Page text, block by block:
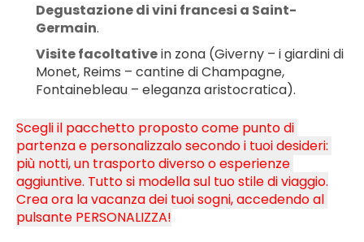
Degustazione di vini francesi a Saint-
Germain.
Visite facoltative in zona (Giverny – i giardini di
Monet, Reims – cantine di Champagne,
Fontainebleau – eleganza aristocratica).
Scegli il pacchetto proposto come punto di
partenza e personalizzalo secondo i tuoi desideri:
più notti, un trasporto diverso o esperienze
aggiuntive. Tutto si modella sul tuo stile di viaggio.
Crea ora la vacanza dei tuoi sogni, accedendo al
pulsante PERSONALIZZA!